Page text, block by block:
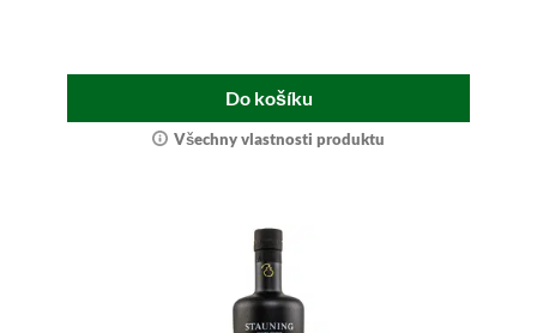
Do košíku
Všechny vlastnosti produktu